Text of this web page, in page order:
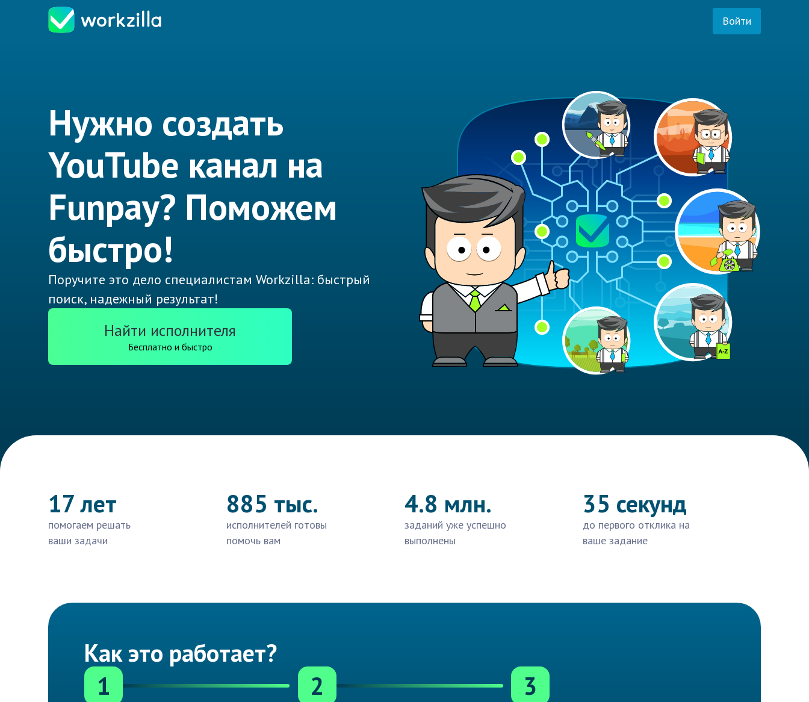
Войти
Нужно создать
YouTube канал на
Funpay? Поможем
быстро!
Поручите это дело специалистам Workzilla: быстрый
поиск, надежный результат!
Найти исполнителя
Бесплатно и быстро
17 лет
помогаем решать
ваши задачи
885 тыс.
исполнителей готовы
помочь вам
4.8 млн.
заданий уже успешно
выполнены
35 секунд
до первого отклика на
ваше задание
Как это работает?
1
2 3